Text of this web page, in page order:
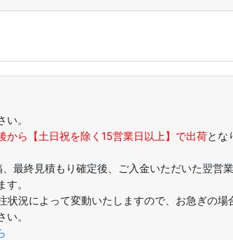
。
から【土日祝を除く15営業日以上】で出荷とな
最終見積もり確定後、ご入金いただいた翌営
。
況によって変動いたしますので、お急ぎの場
。